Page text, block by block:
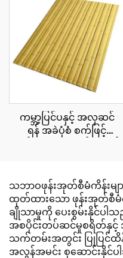
ဒေသရှိ အပန်းဖြေစခန်းများ
အတွက်
ကမ္ဘာ့ပြင်ပနှင့် အလှဆင်
ရန် အခဲပုံစံ စက်ဖြင့်
သဘာဝဖုန်းအုတ်စီမံကိန်းမျာ
ထုတ်ထားသော ဖုန်းအုတ်စီမံ
ချိုသာမှုကို ပေးစွမ်းနိုင်ပ
အစပိုင်းတပ်ဆင်မှုစရိတ်နှ
သက်တမ်းအတွင်း ပြုပြင်ထိ
အလွန်အမင်း စုဆောင်းနိုင်